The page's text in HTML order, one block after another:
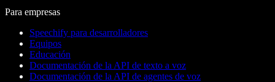
Para empresas
Speechify para desarrolladores
Equipos
Educación
Documentación de la API de texto a voz
Documentación de la API de agentes de voz